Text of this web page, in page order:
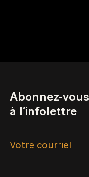
Abonnez-vous
à l’infolettre